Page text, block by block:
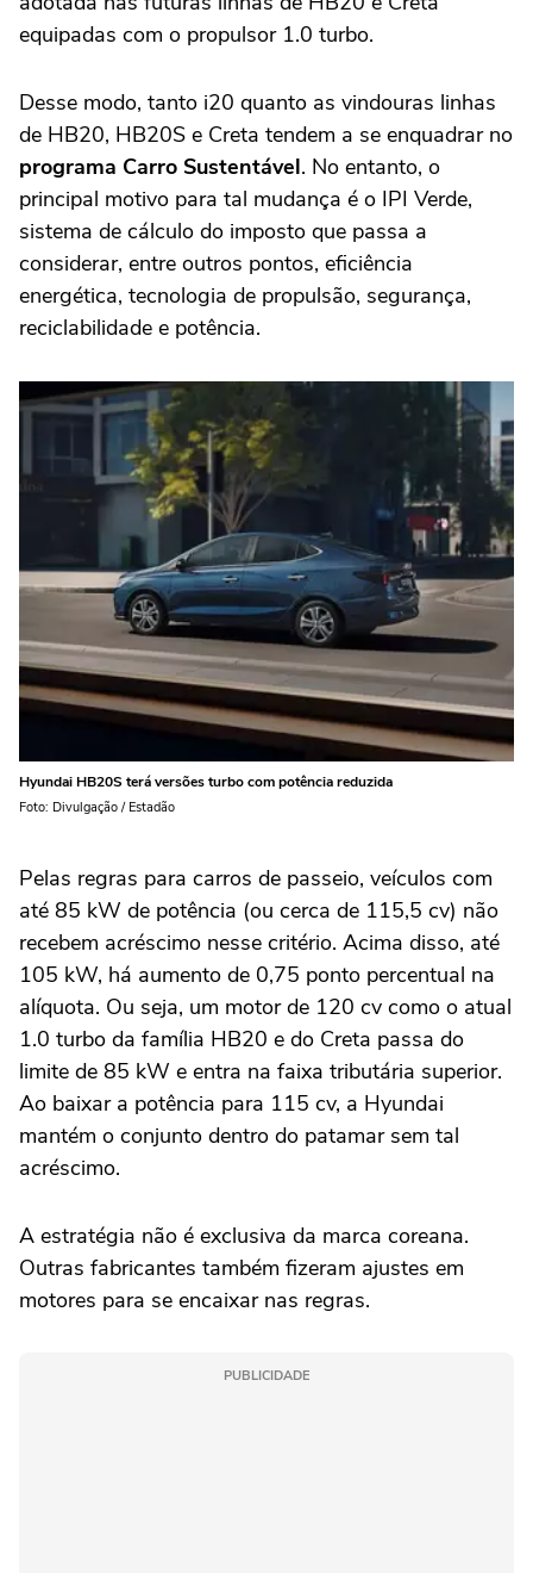
equipadas com o propulsor 1.0 turbo.
Desse modo, tanto i20 quanto as vindouras linhas
de HB20, HB20S e Creta tendem a se enquadrar no
programa Carro Sustentável. No entanto, o
principal motivo para tal mudança é o IPI Verde,
sistema de cálculo do imposto que passa a
considerar, entre outros pontos, eficiência
energética, tecnologia de propulsão, segurança,
reciclabilidade e potência.
Hyundai HB20S terá versões turbo com potência reduzida
Foto: Divulgação / Estadão
Pelas regras para carros de passeio, veículos com
até 85 kW de potência (ou cerca de 115,5 cv) não
recebem acréscimo nesse critério. Acima disso, até
105 kW, há aumento de 0,75 ponto percentual na
alíquota. Ou seja, um motor de 120 cv como o atual
1.0 turbo da família HB20 e do Creta passa do
limite de 85 kW e entra na faixa tributária superior.
Ao baixar a potência para 115 cv, a Hyundai
mantém o conjunto dentro do patamar sem tal
acréscimo.
A estratégia não é exclusiva da marca coreana.
Outras fabricantes também fizeram ajustes em
motores para se encaixar nas regras.
PUBLICIDADE